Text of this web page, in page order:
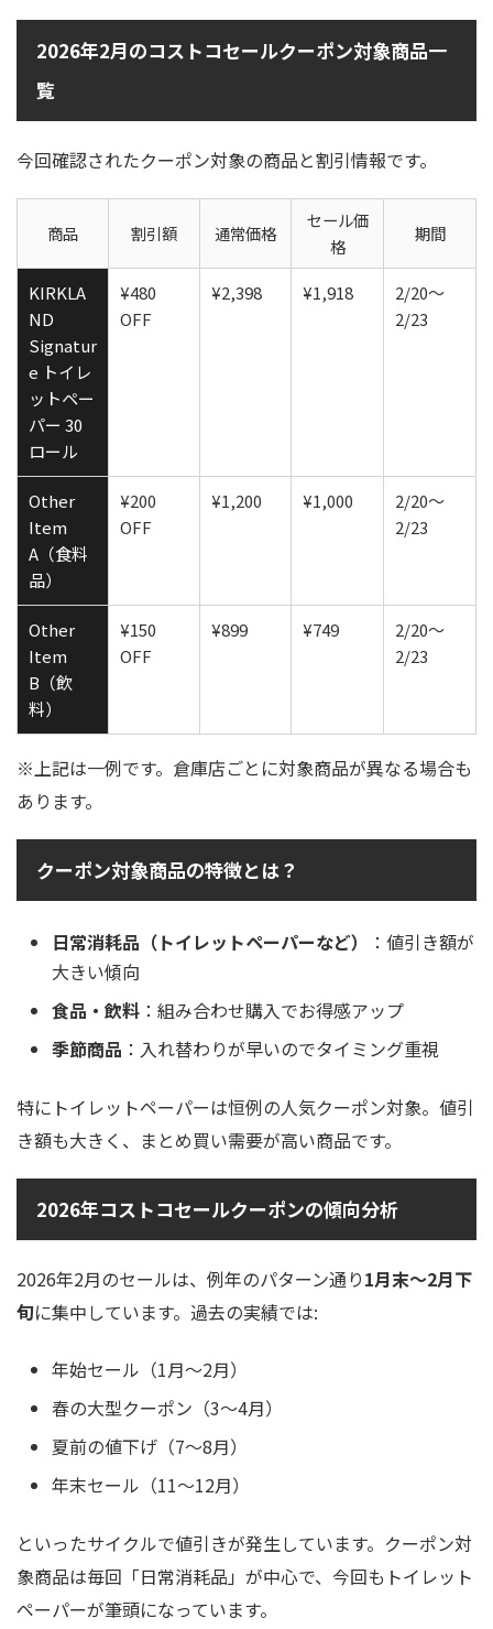
2026年2月のコストコセールクーポン対象商品一
覧
今回確認されたクーポン対象の商品と割引情報です。
商品 割引額 通常価格
セール価
格
期間
KIRKLA
ND
Signatur
e トイレ
ットペー
パー 30
ロール
¥480
OFF
¥2,398 ¥1,918
2/20〜
2/23
Other
Item
A（食料
品）
¥200
OFF
¥1,200 ¥1,000
2/20〜
2/23
Other
Item
B（飲
料）
¥150
OFF
¥899 ¥749
2/20〜
2/23
※上記は一例です。倉庫店ごとに対象商品が異なる場合も
あります。
クーポン対象商品の特徴とは？
日常消耗品（トイレットペーパーなど）
：値引き額が
大きい傾向
食品・飲料 ：組み合わせ購入でお得感アップ
季節商品 ：入れ替わりが早いのでタイミング重視
特にトイレットペーパーは恒例の人気クーポン対象。値引
き額も大きく、まとめ買い需要が高い商品です。
2026年コストコセールクーポンの傾向分析
2026年2月のセールは、例年のパターン通り1月末〜2月下
旬に集中しています。過去の実績では:
年始セール（1月〜2月）
春の大型クーポン（3〜4月）
夏前の値下げ（7〜8月）
年末セール（11〜12月）
といったサイクルで値引きが発生しています。クーポン対
象商品は毎回「日常消耗品」が中心で、今回もトイレット
ペーパーが筆頭になっています。